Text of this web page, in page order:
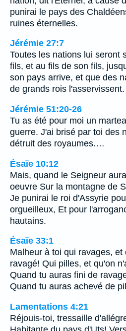
punirai le pays des
ruines éternelles.
Jérémie 27:7
Toutes les nations lui seront
fils, et au fils de son fils,
son pays arrive, et que des
de grands rois l'asservissent.
Jérémie 51:20-26
Tu as été pour moi un
guerre. J'ai brisé par toi des
détruit des royaumes.…
Ésaïe 10:12
Mais, quand le Seigneur
oeuvre Sur la montagne de
Je punirai le roi d'Assyrie
orgueilleux, Et pour
hautains.
Ésaïe 33:1
Malheur à toi qui ravages, et
ravagé! Qui pilles, et qu'on
Quand tu auras fini de
Quand tu auras achevé de
Lamentations 4:21
Réjouis-toi, tressaille